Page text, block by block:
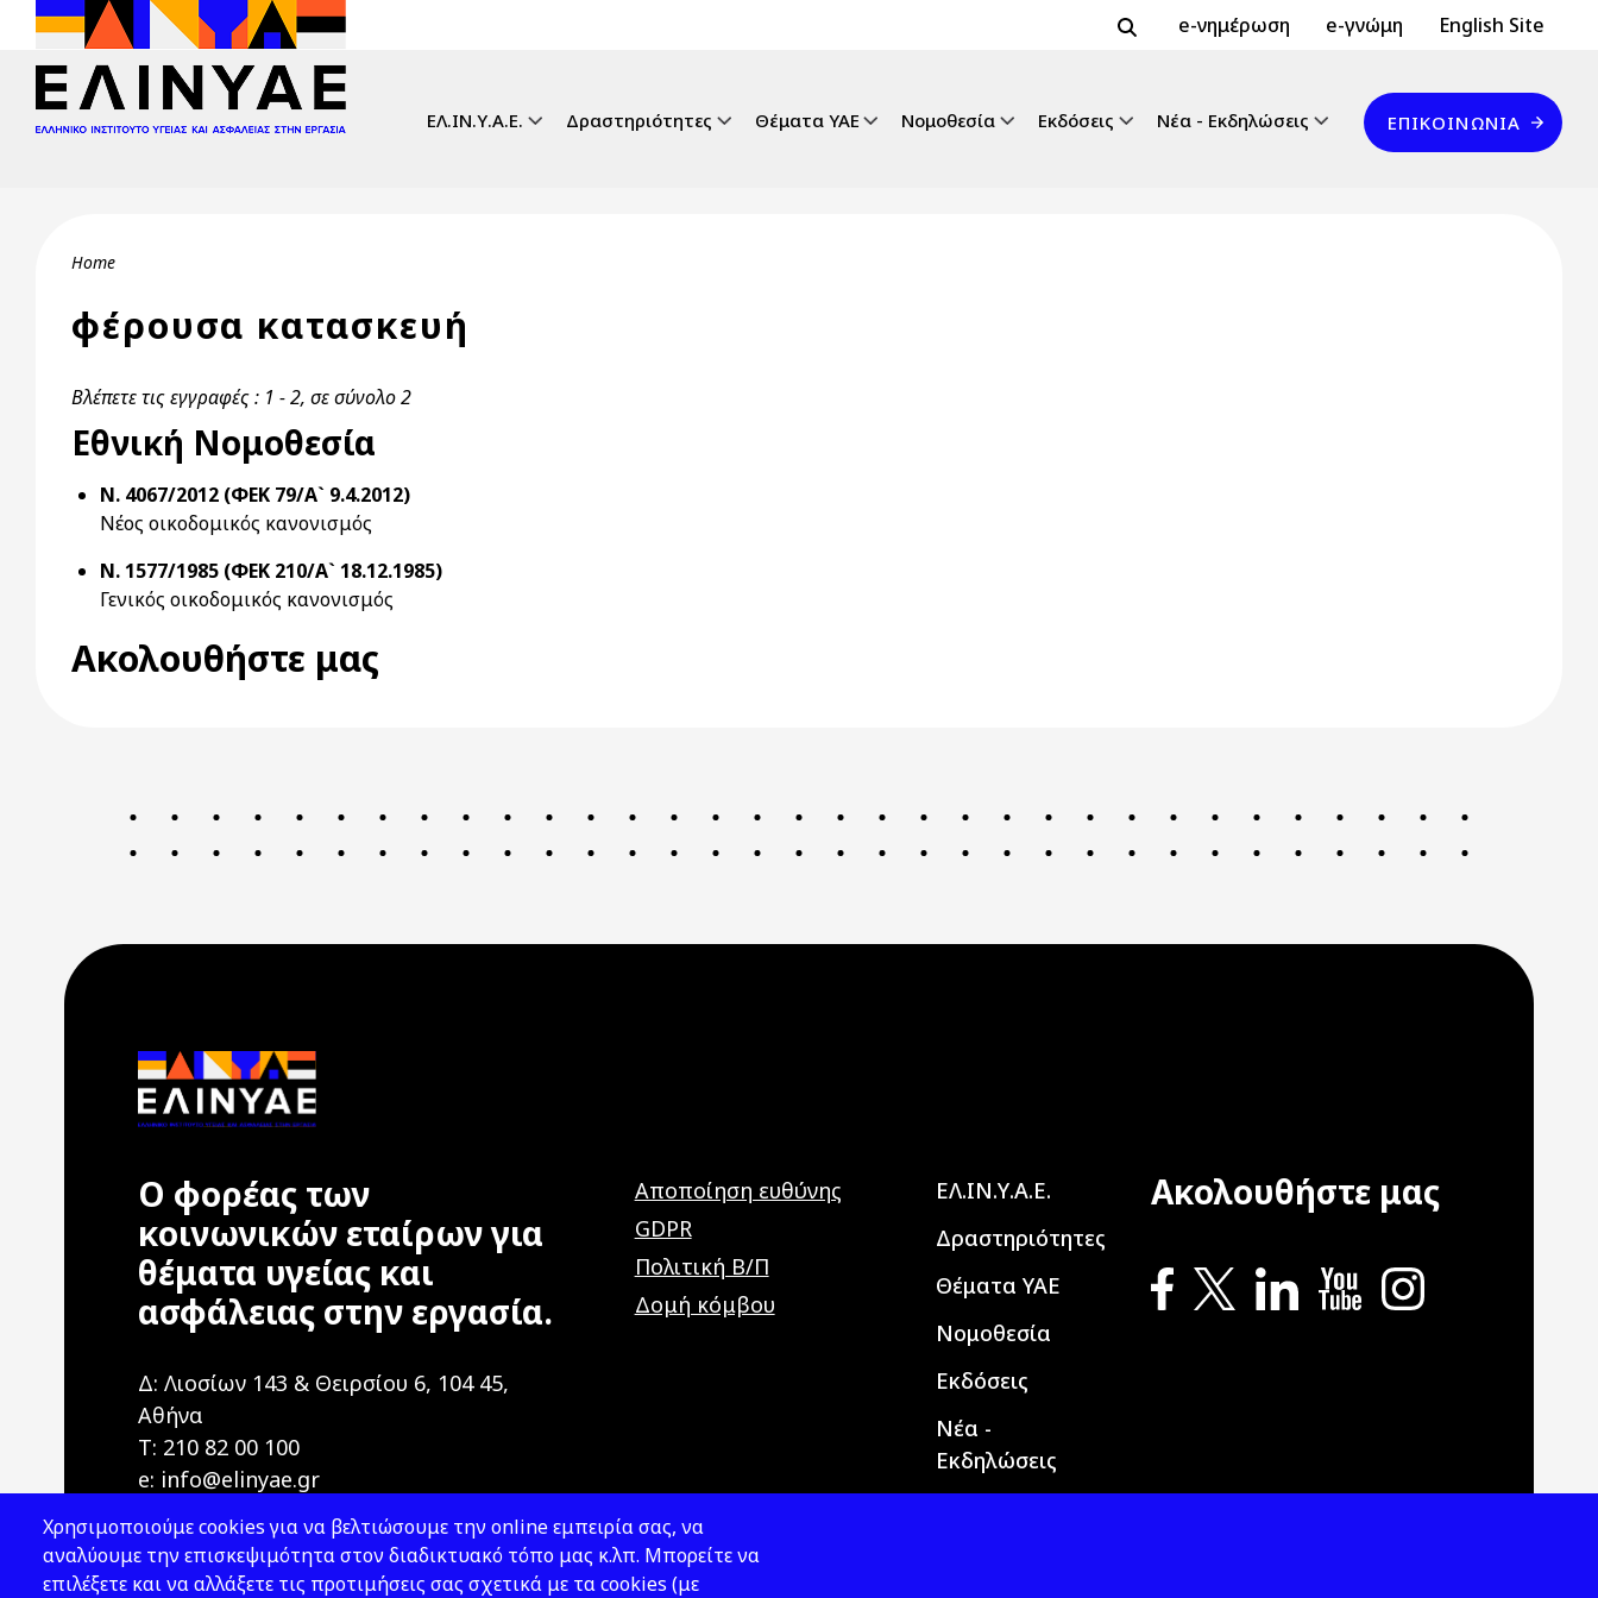
Skip to main content Header Top 2
e-νημέρωση e-γνώμη Header Top
English Site
ΕΛ.ΙΝ.Υ.Α.Ε. Δραστηριότητες Θέματα ΥΑΕ Νομοθεσία Εκδόσεις Νέα - Εκδηλώσεις
Επικοινωνία
ΕΠΙΚΟΙΝΩΝΊΑ
Breadcrumb
Home
φέρουσα κατασκευή
Βλέπετε τις εγγραφές : 1 - 2, σε σύνολο 2
Εθνική Νομοθεσία
Ν. 4067/2012 (ΦΕΚ 79/Α` 9.4.2012)
Νέος οικοδομικός κανονισμός
Ν. 1577/1985 (ΦΕΚ 210/Α` 18.12.1985)
Γενικός οικοδομικός κανονισμός
Ακολουθήστε μας
Ο φορέας των
κοινωνικών εταίρων για
θέματα υγείας και
ασφάλειας στην εργασία.
Δ: Λιοσίων 143 & Θειρσίου 6, 104 45,
Αθήνα
T: 210 82 00 100
e: info@elinyae.gr
Αποποίηση ευθύνης
GDPR
Πολιτική Β/Π
Δομή κόμβου
Main navigation
ΕΛ.ΙΝ.Υ.Α.Ε.
Δραστηριότητες
Θέματα ΥΑΕ
Νομοθεσία
Εκδόσεις
Νέα -
Εκδηλώσεις
Ακολουθήστε μας
Χρησιμοποιούμε cookies για να βελτιώσουμε την online εμπειρία σας, να
αναλύουμε την επισκεψιμότητα στον διαδικτυακό τόπο μας κ.λπ. Μπορείτε να
επιλέξετε και να αλλάξετε τις προτιμήσεις σας σχετικά με τα cookies (με